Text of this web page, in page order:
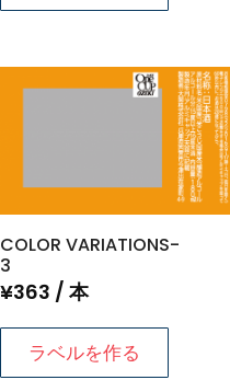
COLOR VARIATIONS-
3
¥363 / 本
ラベルを作る